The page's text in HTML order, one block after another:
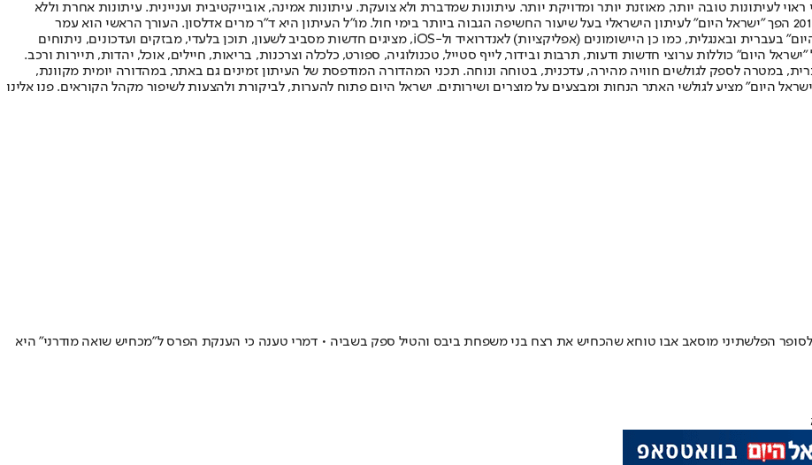
לעיתונות טובה יותר, מאוזנת יותר ומדויקת יותר. עיתונות שמדברת ולא צועקת. עיתונות אמינה, אובייקטיבית ועניינית. עיתונות אחרת וללא
תשלום. המהדורה המודפסת הראשונה פורסמה ב-30 ביולי 2007, וב-2010 הפך "ישראל היום" לעיתון הישראלי בעל שיעור החשיפה הגבוה ביותר בימי חול. מו"ל העיתון היא ד"ר מרים אדלסון. העורך הראשי הוא עמר
לחמנוביץ, והעורך המייסד הוא עמוס רגב. אתרי האינטרנט של "ישראל היום" בעברית ובאנגלית, כמו כן היישומונים (אפליקציות) לאנדרואיד ול-iOS, מציגים חדשות מסביב לשעון, תוכן בלעדי, מבזקים ועדכונים, ניתוחים
היום" כוללות ערוצי חדשות ודעות, תרבות ובידור, לייף סטייל, טכנולוגיה, ספורט, כלכלה וצרכנות, בריאות, חיילים, אוכל, יהדות, תיירות ורכב.
בעברית, במטרה לספק לגולשים חוויה מהירה, עדכנית, בטוחה ונוחה. תכני המהדורה המודפסת של העיתון זמינים גם באתר, במהדורה יומית מקוונת,
היום" מציע לגולשי האתר הנחות ומבצעים על מוצרים ושירותים. ישראל היום פתוח להערות, לביקורת ולהצעות לשיפור מקהל הקוראים. פנו אלינו
היוקרתי לסופר הפלשתיני מוסאב אבו טוחא שהכחיש את רצח בני משפחת ביבס והטיל ספק בשביה • דמרי טענה כי הענקת הפרס ל"מכחיש שואה מודרני" היא